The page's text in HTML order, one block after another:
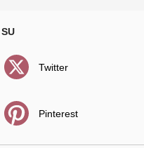
Twitter
Pinterest